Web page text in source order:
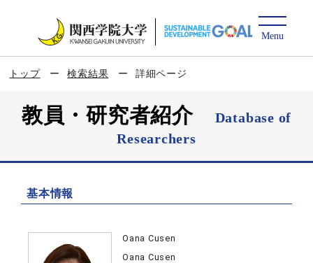
トップ 検索結果 詳細ページ
教員・研究者紹介
Database of
Researchers
基本情報
Oana Cusen
Oana Cusen